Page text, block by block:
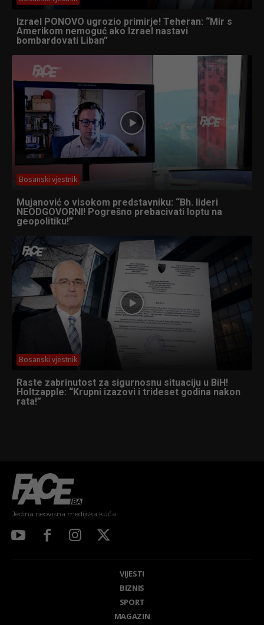
Izrael PONOVO ugrozio primirje! Teheran: “Mir s
Amerikom nemoguć ako Izrael nastavi
bombardovati Liban”
Bosanski vjestnik
Mujanović o visokom predstavniku: “Bh. lideri
NEODGOVORNI! Pogrešno prebacivati loptu na
geopolitiku!”
Bosanski vjestnik
Raste zabrinutost za sigurnosnu situaciju u BiH!
Holtzapple: “Krupni izazovi i trideset godina nakon
rata!”
Jedina neovisna medijska kuća
VIJESTI
BIZNIS
SPORT
MAGAZIN